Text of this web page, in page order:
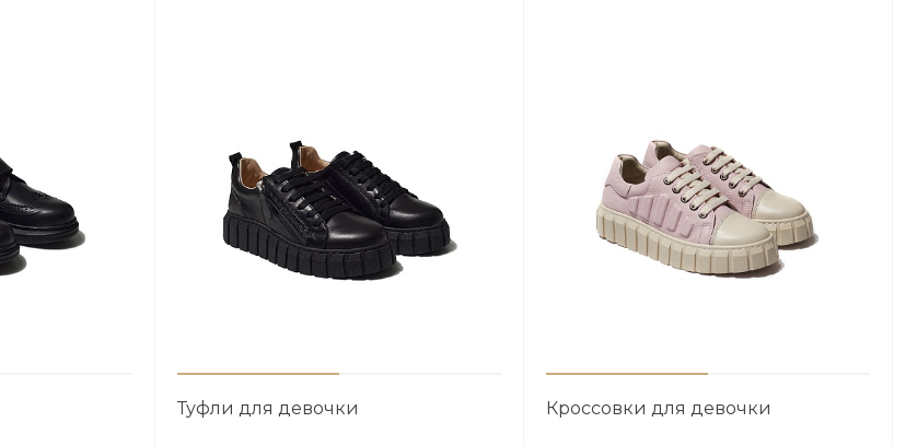
Туфли для девочки Кроссовки для девочки